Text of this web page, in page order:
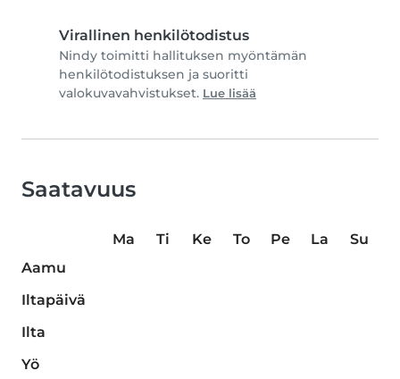
Virallinen henkilötodistus
Nindy toimitti hallituksen myöntämän
henkilötodistuksen ja suoritti
valokuvavahvistukset. Lue lisää
Saatavuus
Ma Ti Ke To Pe La
Su
Aamu
Iltapäivä
Ilta
Yö